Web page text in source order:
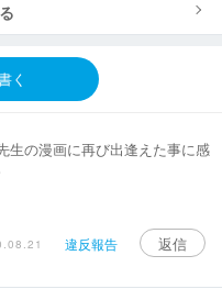
く
生の漫画に再び出逢えた事に感
違反報告 返信